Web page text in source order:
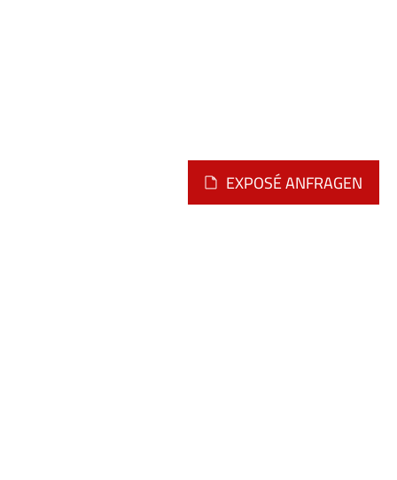
EXPOSÉ ANFRAGEN